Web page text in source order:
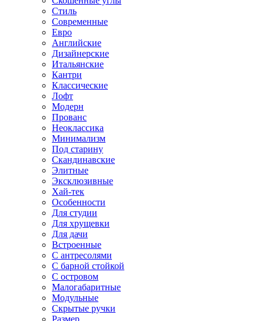
Стиль
Современные
Евро
Английские
Дизайнерские
Итальянские
Кантри
Классические
Лофт
Модерн
Прованс
Неоклассика
Минимализм
Под старину
Скандинавские
Элитные
Эксклюзивные
Хай-тек
Особенности
Для студии
Для хрущевки
Для дачи
Встроенные
С антресолями
С барной стойкой
С островом
Малогабаритные
Модульные
Скрытые ручки
Размер